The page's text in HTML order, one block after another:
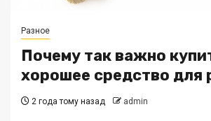
Разное
Почему так важно
хорошее средство для
2 года тому назад admin